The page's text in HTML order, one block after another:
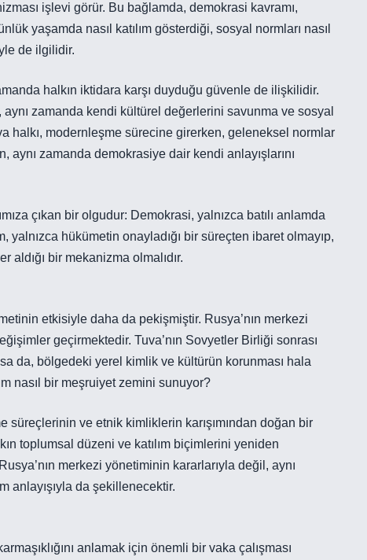
işlevi görür. Bu bağlamda, demokrasi kavramı,
yaşamda nasıl katılım gösterdiği, sosyal normları nasıl
de ilgilidir.
halkın iktidara karşı duyduğu güvenle de ilişkilidir.
aynı zamanda kendi kültürel değerlerini savunma ve sosyal
halkı, modernleşme sürecine girerken, geleneksel normlar
aynı zamanda demokrasiye dair kendi anlayışlarını
çıkan bir olgudur: Demokrasi, yalnızca batılı anlamda
hükümetin onayladığı bir süreçten ibaret olmayıp,
bir mekanizma olmalıdır.
etkisiyle daha da pekişmiştir. Rusya’nın merkezi
geçirmektedir. Tuva’nın Sovyetler Birliği sonrası
da, bölgedeki yerel kimlik ve kültürün korunması hala
nasıl bir meşruiyet zemini sunuyor?
süreçlerinin ve etnik kimliklerin karışımından doğan bir
toplumsal düzeni ve katılım biçimlerini yeniden
merkezi yönetiminin kararlarıyla değil, aynı
anlayışıyla da şekillenecektir.
anlamak için önemli bir vaka çalışması